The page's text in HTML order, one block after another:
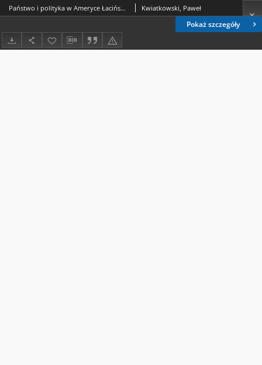
Pokaż szczegóły
Państwo i polityka w Ameryce Łacińskiej. Zarys systemów państw latynoamerykańskich,, Piotr Łaciński (red.), Difin, Warszawa 2013, ss. 320, ISBN 978-83-7641-729-5 Kwiatkowski, Paweł